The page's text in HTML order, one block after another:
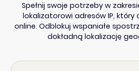
Spełnij swoje potrzeby w
lokalizatorowi adresów IP, który
online. Odblokuj wspaniałe
dokładną lokalizację